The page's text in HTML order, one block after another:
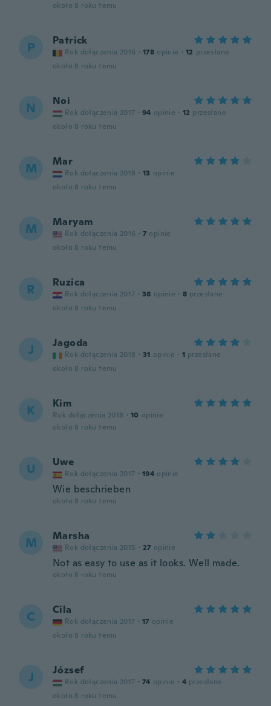
około 8 roku temu
P Patrick
Rok dołączenia 2016 · 178 opinie · 12 przesłane
około 8 roku temu
N Noi
Rok dołączenia 2017 · 94 opinie · 12 przesłane
około 8 roku temu
M Mar
Rok dołączenia 2018 · 13 opinie
około 8 roku temu
M Maryam
Rok dołączenia 2016 · 7 opinie
około 8 roku temu
R Ruzica
Rok dołączenia 2017 · 36 opinie · 8 przesłane
około 8 roku temu
J Jagoda
Rok dołączenia 2018 · 31 opinie · 1 przesłane
około 8 roku temu
K Kim
Rok dołączenia 2018 · 10 opinie
około 8 roku temu
U Uwe
Rok dołączenia 2017 · 194 opinie
Wie beschrieben
około 8 roku temu
M Marsha
Rok dołączenia 2015 · 27 opinie
Not as easy to use as it looks. Well made.
około 8 roku temu
C Cila
Rok dołączenia 2017 · 17 opinie
około 8 roku temu
J József
Rok dołączenia 2017 · 74 opinie · 4 przesłane
około 8 roku temu